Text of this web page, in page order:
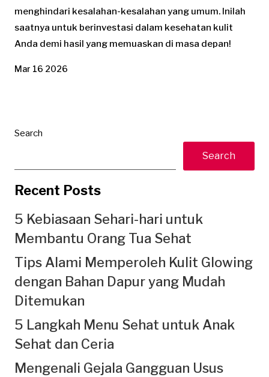
menghindari kesalahan-kesalahan yang umum. Inilah
saatnya untuk berinvestasi dalam kesehatan kulit
Anda demi hasil yang memuaskan di masa depan!
Mar 16 2026
Search
Search
Recent Posts
5 Kebiasaan Sehari-hari untuk
Membantu Orang Tua Sehat
Tips Alami Memperoleh Kulit Glowing
dengan Bahan Dapur yang Mudah
Ditemukan
5 Langkah Menu Sehat untuk Anak
Sehat dan Ceria
Mengenali Gejala Gangguan Usus